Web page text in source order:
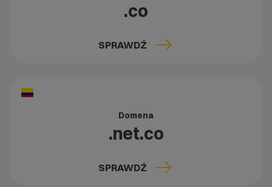
.co
SPRAWDŹ
Domena
.net.co
SPRAWDŹ